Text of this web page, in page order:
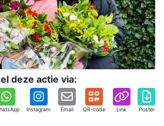
deze actie via:
Instagram Email QR-code Link Poster